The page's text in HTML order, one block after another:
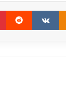
Pinterest Reddit VKontakte